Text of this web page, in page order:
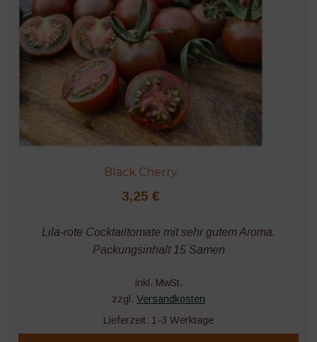
Black Cherry
3,25 €
Lila-rote Cocktailtomate mit sehr gutem Aroma.
Packungsinhalt 15 Samen
inkl. MwSt.
zzgl. Versandkosten
Lieferzeit: 1-3 Werktage